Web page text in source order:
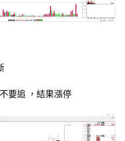
要追 ，結果漲停